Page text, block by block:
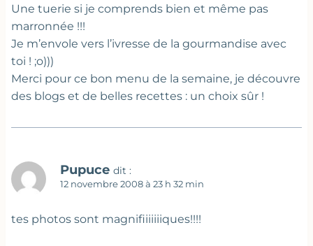
Une tuerie si je comprends bien et même pas
marronnée !!!
Je m’envole vers l’ivresse de la gourmandise avec
toi ! ;o)))
Merci pour ce bon menu de la semaine, je découvre
des blogs et de belles recettes : un choix sûr !
Pupuce dit :
12 novembre 2008 à 23 h 32 min
tes photos sont magnifiiiiiiiques!!!!